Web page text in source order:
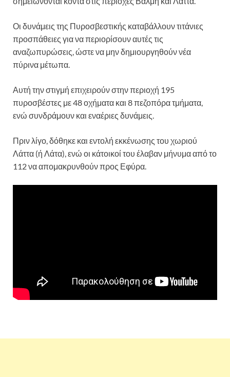
Οι δυνάμεις της Πυροσβεστικής καταβάλλουν τιτάνιες
προσπάθειες για να περιορίσουν αυτές τις
αναζωπυρώσεις, ώστε να μην δημιουργηθούν νέα
πύρινα μέτωπα.
Αυτή την στιγμή επιχειρούν στην περιοχή 195
πυροσβέστες με 48 οχήματα και 8 πεζοπόρα τμήματα,
ενώ συνδράμουν και εναέριες δυνάμεις.
Πριν λίγο, δόθηκε και εντολή εκκένωσης του χωριού
Λάττα (ή Λάτα), ενώ οι κάτοικοί του έλαβαν μήνυμα από το
112 να απομακρυνθούν προς Εφύρα.